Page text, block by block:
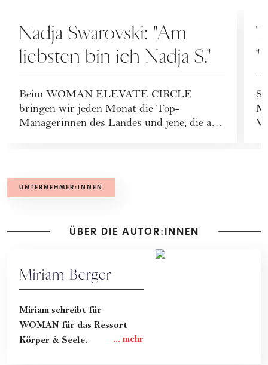
Nadja Swarovski: "Am
liebsten bin ich Nadja S."
Beim WOMAN ELEVATE CIRCLE
bringen wir jeden Monat die Top-
Managerinnen des Landes und jene, die am
UNTERNEHMER:INNEN
ÜBER DIE AUTOR:INNEN
Miriam Berger
Miriam schreibt für
WOMAN für das Ressort
Körper & Seele.